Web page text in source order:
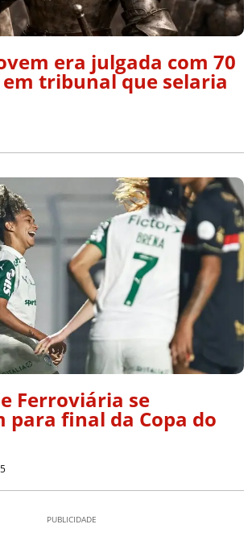
era julgada com 70
em tribunal que selaria
Ferroviária se
para final da Copa do
PUBLICIDADE